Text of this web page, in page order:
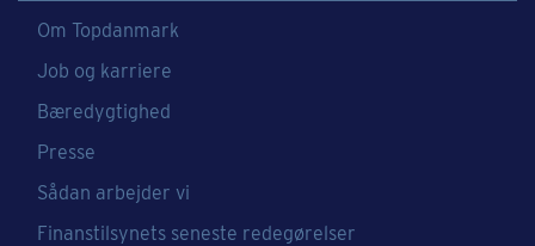
Om Topdanmark
Job og karriere
Bæredygtighed
Presse
Sådan arbejder vi
Finanstilsynets seneste redegørelser